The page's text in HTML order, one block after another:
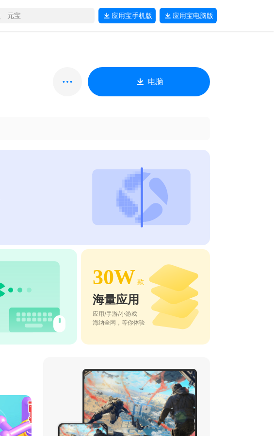
应用宝手机版 应用宝电脑版
电脑
30W 款
海量应用
应用/手游/小游戏
海纳全网，等你体验